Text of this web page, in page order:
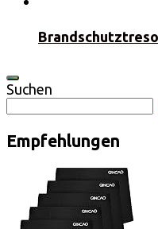
Suchen
Empfehlungen